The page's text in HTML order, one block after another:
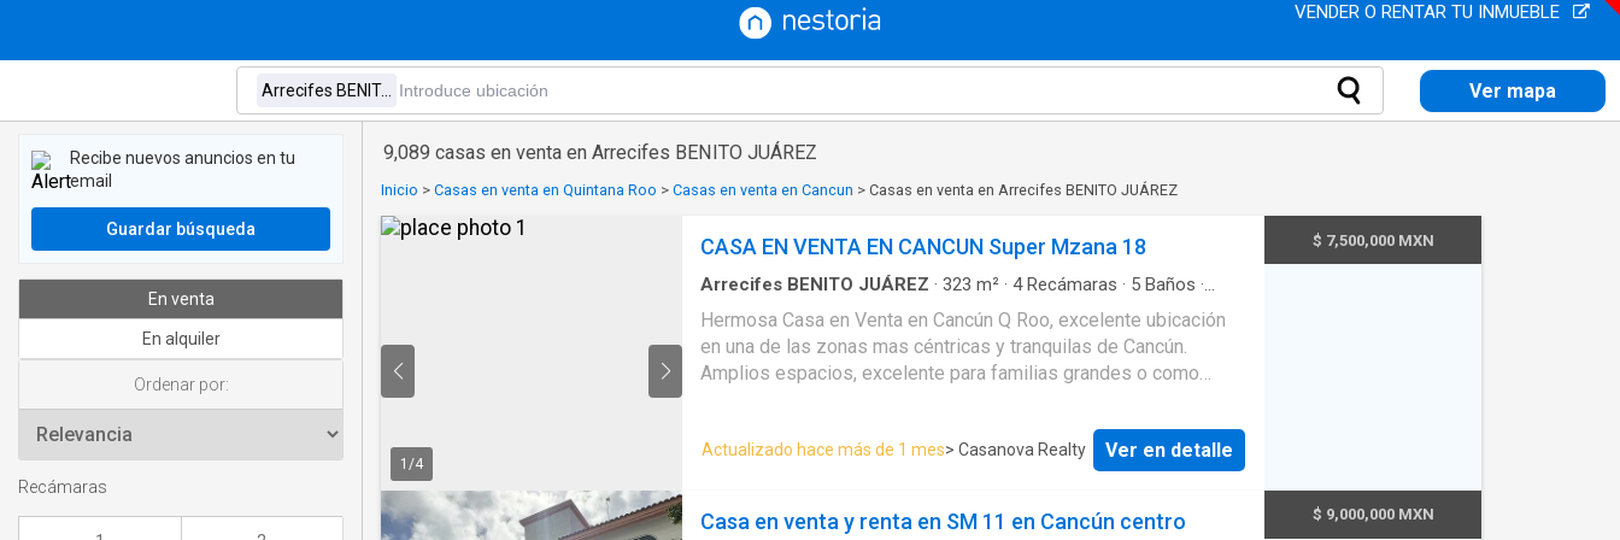
VENDER O RENTAR TU INMUEBLE
Ver mapa
9,089 casas en venta en Arrecifes BENITO JUÁREZ
Inicio > Casas en venta en Quintana Roo > Casas en venta en Cancun > Casas en venta en Arrecifes BENITO JUÁREZ
1 /4
CASA EN VENTA EN CANCUN Super Mzana 18
Arrecifes BENITO JUÁREZ · 323 m² · 4Recámaras · 5 Baños ·
servicio·Electricidad·Estacionamiento ·Gas natural·Jardín·
Recámara con closet
Hermosa Casa en Venta en Cancún Q Roo, excelente ubicación
en una de las zonas mas céntricas y tranquilas de Cancún.
Amplios espacios, excelente para familias grandes o como
techado y portón eléctrico. Se acepta crédito bancario.
Actualizado hace más de 1 mes> Casanova Realty Ver en detalle
$ 7,500,000 MXN
Casa en venta y renta en SM 11 en Cancún centro $ 9,000,000 MXN
Recibe nuevos anuncios en tu
email
Guardar búsqueda
En venta
En alquiler
Ordenar por:
Recámaras